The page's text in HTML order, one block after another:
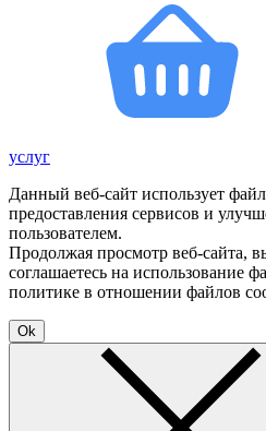
услуг
Данный веб-сайт использует
предоставления сервисов и
пользователем.
Продолжая просмотр веб-сайта,
соглашаетесь на использование
политике в отношении файлов
Ok